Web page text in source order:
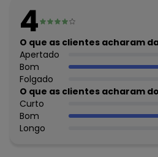
Cuidados para conservação do
Não alvejar; Não secar em
sombra; Não passar; Não limpar a
profissional; Processo suave;
Tecido: Algodão
Composição: 100% algodão
Histórico de preços
O preço apresentado abaixo é o
algum dia do mês, para o menor
4
O que as clientes acharam
Apertado
Bom
Folgado
O que as clientes acharam
Curto
Bom
Longo